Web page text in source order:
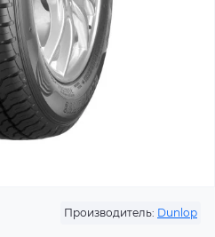
Производитель: Dunlop